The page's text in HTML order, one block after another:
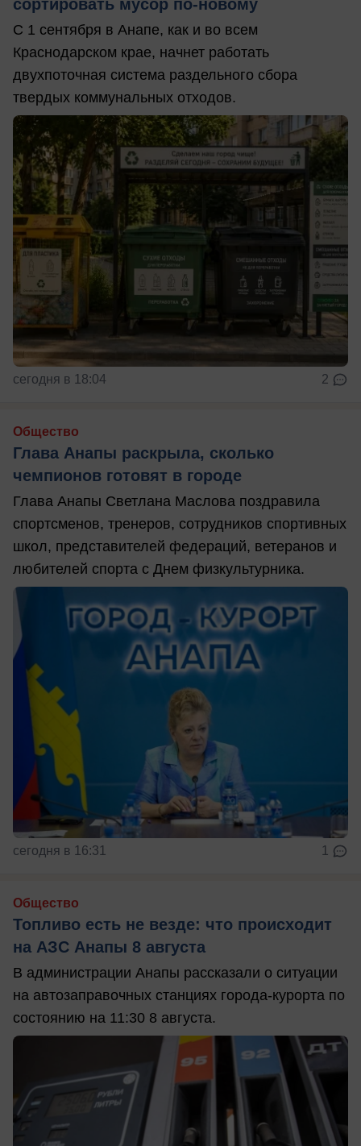
сортировать мусор по-новому
С 1 сентября в Анапе, как и во всем
Краснодарском крае, начнет работать
двухпоточная система раздельного сбора
твердых коммунальных отходов.
сегодня в 18:04 2
Общество
Глава Анапы раскрыла, сколько
чемпионов готовят в городе
Глава Анапы Светлана Маслова поздравила
спортсменов, тренеров, сотрудников спортивных
школ, представителей федераций, ветеранов и
любителей спорта с Днем физкультурника.
сегодня в 16:31 1
Общество
Топливо есть не везде: что происходит
на АЗС Анапы 8 августа
В администрации Анапы рассказали о ситуации
на автозаправочных станциях города-курорта по
состоянию на 11:30 8 августа.